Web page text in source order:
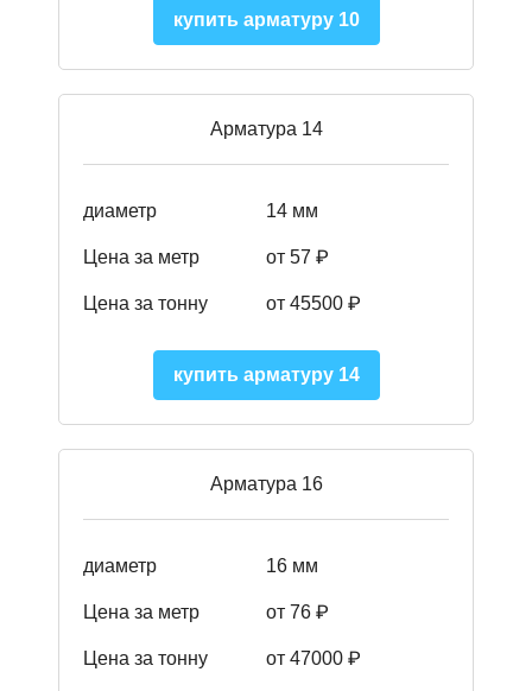
купить арматуру 10
Арматура 14
диаметр 14 мм
Цена за метр от 57 ₽
Цена за тонну от 45500 ₽
купить арматуру 14
Арматура 16
диаметр 16 мм
Цена за метр от 76 ₽
Цена за тонну от 47000 ₽